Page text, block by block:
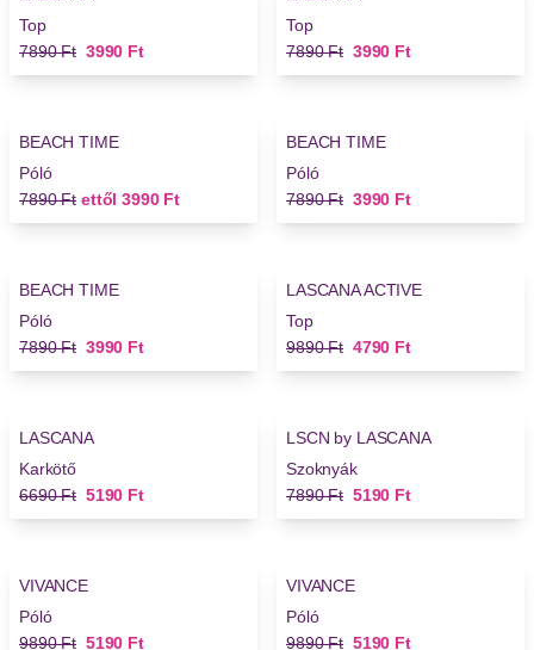
Top
Régi ár
7890 Ft Új ár
3990 Ft
Top
Régi ár
7890 Ft Új ár
3990 Ft
BEACH TIME
Póló
Régi ár
7890 Ft ettől Új ár
3990 Ft
BEACH TIME
Póló
Régi ár
7890 Ft Új ár
3990 Ft
BEACH TIME
Póló
Régi ár
7890 Ft Új ár
3990 Ft
LASCANA ACTIVE
Top
Régi ár
9890 Ft Új ár
4790 Ft
LASCANA
Karkötő
Régi ár
6690 Ft Új ár
5190 Ft
LSCN by LASCANA
Szoknyák
Régi ár
7890 Ft Új ár
5190 Ft
VIVANCE
Póló
Régi ár
9890 Ft Új ár
5190 Ft
VIVANCE
Póló
Régi ár
9890 Ft Új ár
5190 Ft